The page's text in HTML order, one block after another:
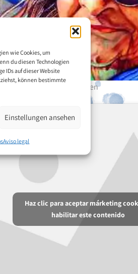
wie Cookies, um
du diesen Technologien
IDs auf dieser Website
können bestimmte
Einstellungen ansehen
Aviso legal
Helen
Haz clic para aceptar márketing
habilitar este contenido